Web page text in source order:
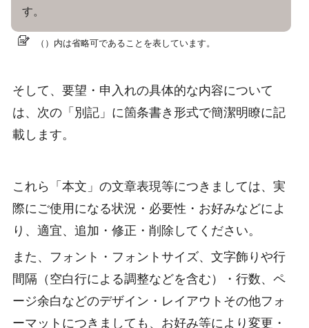
す。
（）内は省略可であることを表しています。
そして、要望・申入れの具体的な内容について
は、次の「別記」に箇条書き形式で簡潔明瞭に記
載します。
これら「本文」の文章表現等につきましては、実
際にご使用になる状況・必要性・お好みなどによ
り、適宜、追加・修正・削除してください。
また、フォント・フォントサイズ、文字飾りや行
間隔（空白行による調整などを含む）・行数、ペ
ージ余白などのデザイン・レイアウトその他フォ
ーマットにつきましても、お好み等により変更・